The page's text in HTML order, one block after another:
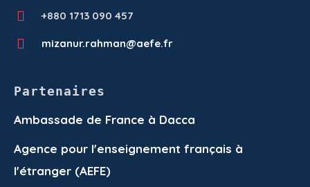
+880 1713 090 457
mizanur.rahman@aefe.fr
Partenaires
Ambassade de France à Dacca
Agence pour l'enseignement français à
l'étranger (AEFE)